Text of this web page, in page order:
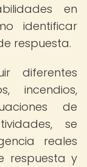
en
identificar
respuesta.
diferentes
incendios,
de
se
reales
respuesta y